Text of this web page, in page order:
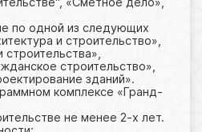
по одной из следующих
и строительство»,
строительства»,
строительство»,
зданий».
комплексе «Гранд-
не менее 2-х лет.